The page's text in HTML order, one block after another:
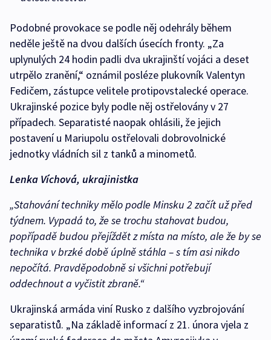
Podobné provokace se podle něj odehrály během
neděle ještě na dvou dalších úsecích fronty. „Za
uplynulých 24 hodin padli dva ukrajinští vojáci a deset
utrpělo zranění,“ oznámil posléze plukovník Valentyn
Fedičem, zástupce velitele protipovstalecké operace.
Ukrajinské pozice byly podle něj ostřelovány v 27
případech. Separatisté naopak ohlásili, že jejich
postavení u Mariupolu ostřelovali dobrovolnické
jednotky vládních sil z tanků a minometů.
Lenka Víchová, ukrajinistka
„Stahování techniky mělo podle Minsku 2 začít už před
týdnem. Vypadá to, že se trochu stahovat budou,
popřípadě budou přejíždět z místa na místo, ale že by se
technika v brzké době úplně stáhla – s tím asi nikdo
nepočítá. Pravděpodobně si všichni potřebují
oddechnout a vyčistit zbraně.“
Ukrajinská armáda viní Rusko z dalšího vyzbrojování
separatistů. „Na základě informací z 21. února vjela z